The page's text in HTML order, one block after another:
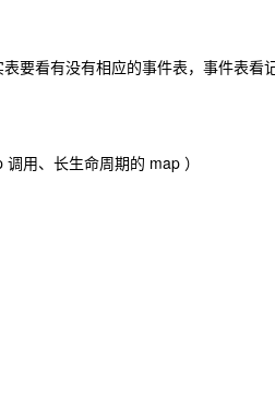
要看有没有相应的事件表，事件表看
用、长生命周期的 map ）